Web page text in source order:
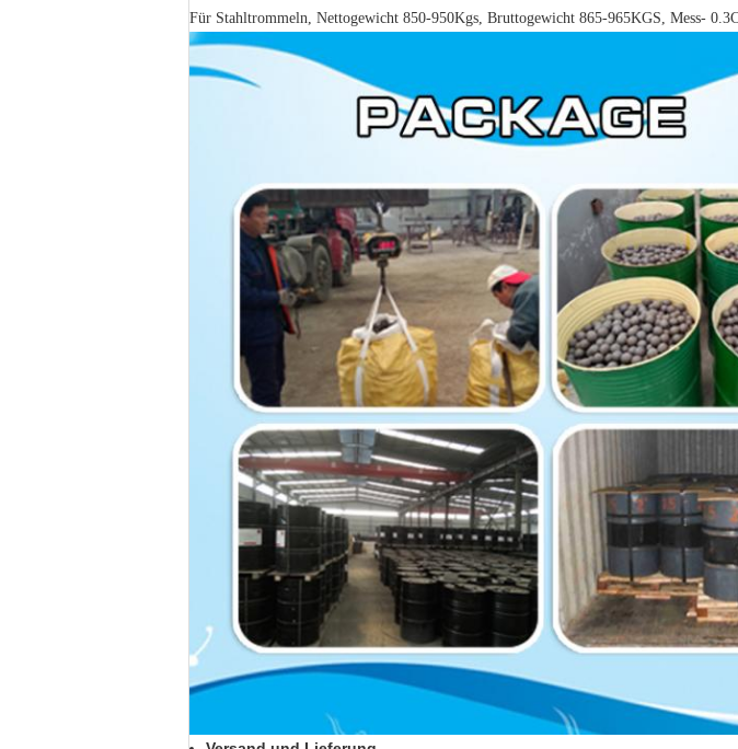
Für Stahltrommeln, Nettogewicht 850-950Kgs, Bruttogewicht 865-965KGS, Mess-